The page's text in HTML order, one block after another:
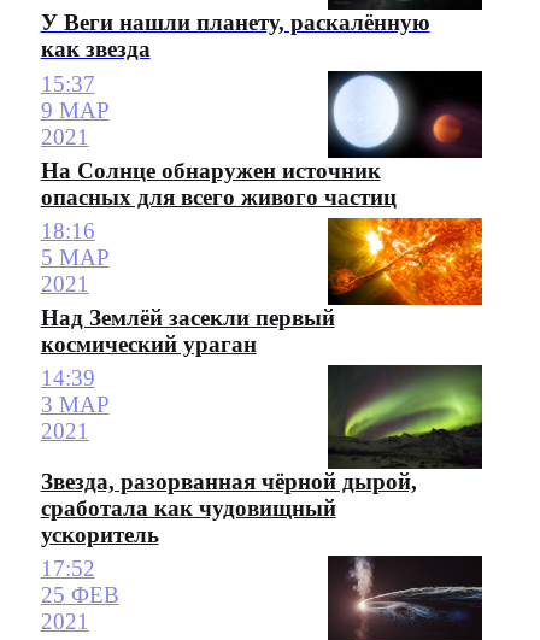
У Веги нашли планету, раскалённую
как звезда
15:37
9 МАР
2021
На Солнце обнаружен источник
опасных для всего живого частиц
18:16
5 МАР
2021
Над Землёй засекли первый
космический ураган
14:39
3 МАР
2021
Звезда, разорванная чёрной дырой,
сработала как чудовищный
ускоритель
17:52
25 ФЕВ
2021